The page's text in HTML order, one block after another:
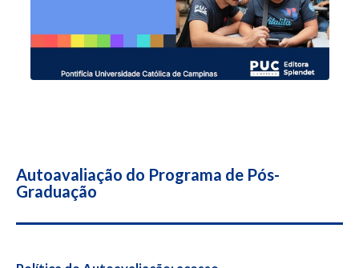
Autoavaliação do Programa de Pós-
Graduação